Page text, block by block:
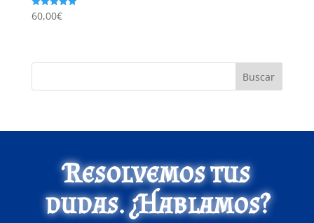
Valorado
con
60,00€
Buscar
Resolvemos tus
dudas. ¿Hablamos?